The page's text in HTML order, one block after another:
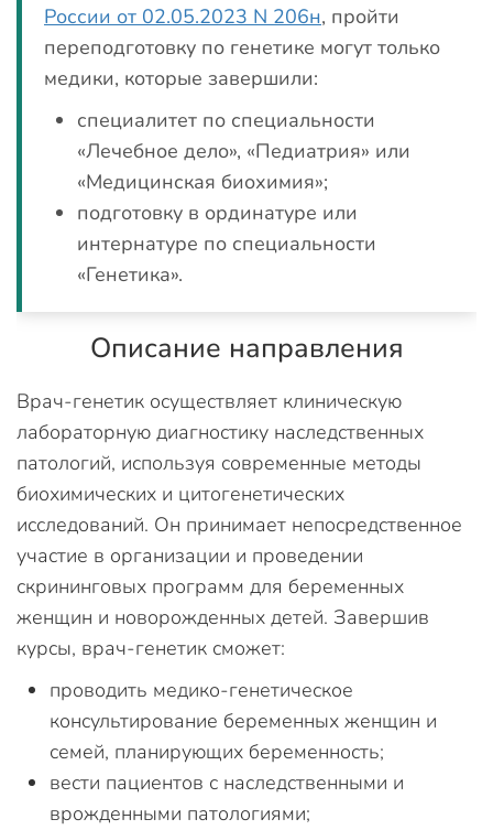
России от 02.05.2023 N 206н, пройти
переподготовку по генетике могут только
медики, которые завершили:
специалитет по специальности
«Лечебное дело», «Педиатрия» или
«Медицинская биохимия»;
подготовку в ординатуре или
интернатуре по специальности
«Генетика».
Описание направления
Врач-генетик осуществляет клиническую
лабораторную диагностику наследственных
патологий, используя современные методы
биохимических и цитогенетических
исследований. Он принимает непосредственное
участие в организации и проведении
скрининговых программ для беременных
женщин и новорожденных детей. Завершив
курсы, врач-генетик сможет:
проводить медико-генетическое
консультирование беременных женщин и
семей, планирующих беременность;
вести пациентов с наследственными и
врожденными патологиями;